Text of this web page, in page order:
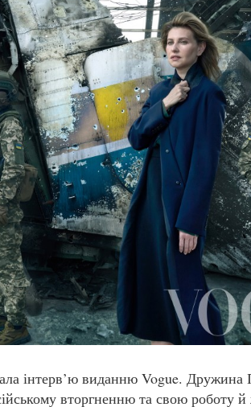
інтерв’ю виданню Vogue. Дружина
вторгненню та свою роботу